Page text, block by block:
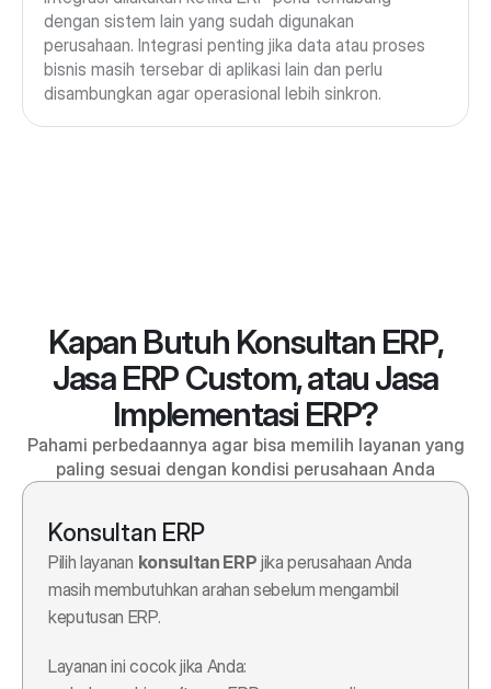
dengan sistem lain yang sudah digunakan
perusahaan. Integrasi penting jika data atau proses
bisnis masih tersebar di aplikasi lain dan perlu
disambungkan agar operasional lebih sinkron.
Kapan Butuh Konsultan ERP,
Jasa ERP Custom, atau Jasa
Implementasi ERP?
Pahami perbedaannya agar bisa memilih layanan yang
paling sesuai dengan kondisi perusahaan Anda
Konsultan ERP
Pilih layanan konsultan ERP jika perusahaan Anda
masih membutuhkan arahan sebelum mengambil
keputusan ERP.
Layanan ini cocok jika Anda: